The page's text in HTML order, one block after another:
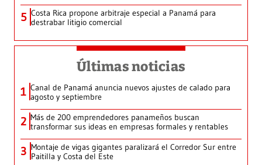
5 Costa Rica propone arbitraje especial a Panamá para
destrabar litigio comercial
Últimas noticias
1 Canal de Panamá anuncia nuevos ajustes de calado para
agosto y septiembre
2 Más de 200 emprendedores panameños buscan
transformar sus ideas en empresas formales y rentables
3 Montaje de vigas gigantes paralizará el Corredor Sur entre
Paitilla y Costa del Este